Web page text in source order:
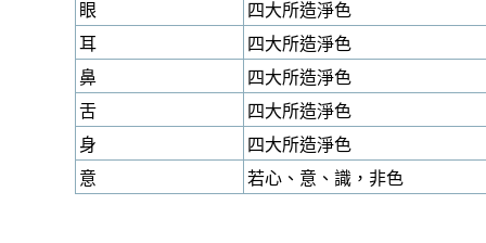
眼
四大所造淨色
耳
四大所造淨色
鼻
四大所造淨色
舌
四大所造淨色
身
四大所造淨色
意
若心、意、識，非色